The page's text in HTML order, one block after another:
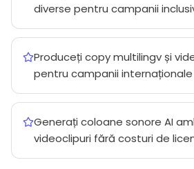
diverse pentru campanii
Produceți copy multilingv și
pentru campanii internaționale
Generați coloane sonore AI
videoclipuri fără costuri de